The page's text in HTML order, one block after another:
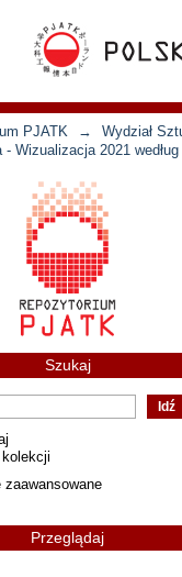
PJATK → Wydział
- Wizualizacja 2021
Szukaj
zaawansowane
Przeglądaj